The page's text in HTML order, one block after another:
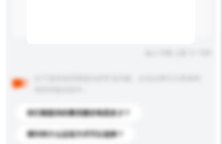
你们能提供的最优惠价格是多少？
请问有什么运送方式可以选择？